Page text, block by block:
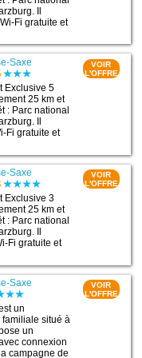
Il
Fi gratuite et
Saxe
Exclusive 5
25 km et
: Parc national
Il
Fi gratuite et
VOIR
L'OFFRE
Saxe
Exclusive 3
25 km et
: Parc national
Il
Fi gratuite et
VOIR
L'OFFRE
Saxe
un
situé à
un
connexion
campagne de
VOIR
L'OFFRE